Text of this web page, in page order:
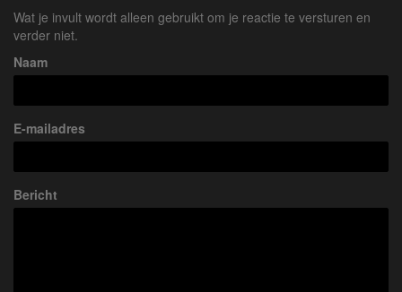
Wat je invult wordt alleen gebruikt om je reactie te versturen en
verder niet.
Naam
E-mailadres
Bericht